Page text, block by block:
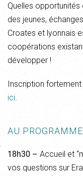
Quelles
des jeunes,
Croates et
coopérations
développer !
Inscription fortement
ici.
AU
18h30 – Accueil et
vos questions sur